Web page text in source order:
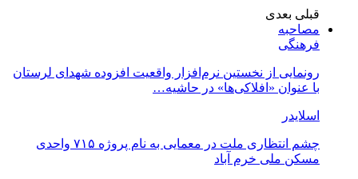
قبلی بعدی
مصاحبه
فرهنگی
رونمایی از نخستین نرم‌افزار واقعیت افزوده شهدای لرستان
با عنوان «افلاکی‌ها» در حاشیه…
اسلایدر
چشم انتظاری ملت در معمایی به نام پروژه ۷۱۵ واحدی
مسکن ملی خرم آباد